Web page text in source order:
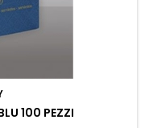
100 PEZZI